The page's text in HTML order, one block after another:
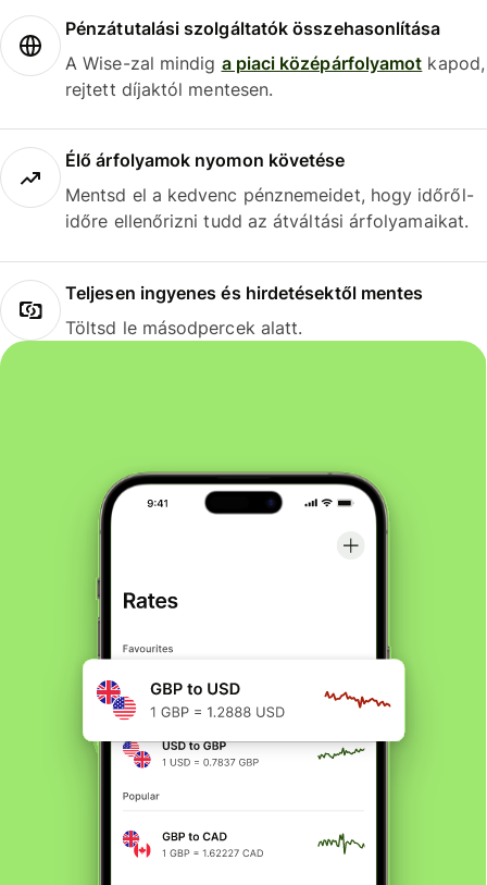
Pénzátutalási szolgáltatók összehasonlítása
A Wise-zal mindig a piaci középárfolyamot kapod,
rejtett díjaktól mentesen.
Élő árfolyamok nyomon követése
Mentsd el a kedvenc pénznemeidet, hogy időről-
időre ellenőrizni tudd az átváltási árfolyamaikat.
Teljesen ingyenes és hirdetésektől mentes
Töltsd le másodpercek alatt.